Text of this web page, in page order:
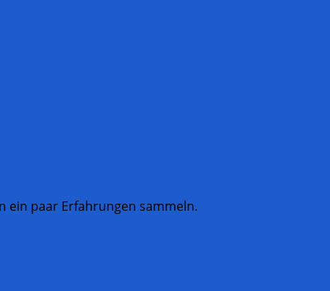
ein paar Erfahrungen sammeln.